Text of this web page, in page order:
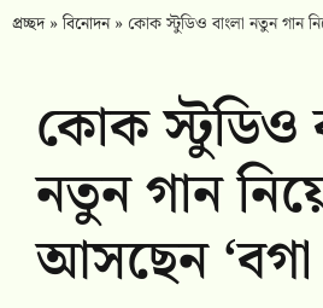
প্রচ্ছদ»বিনোদন» কোক স্টুডিও বাংলা নতুন গান
কোক স্টুডিও
নতুন গান
আসছেন ‘বগা